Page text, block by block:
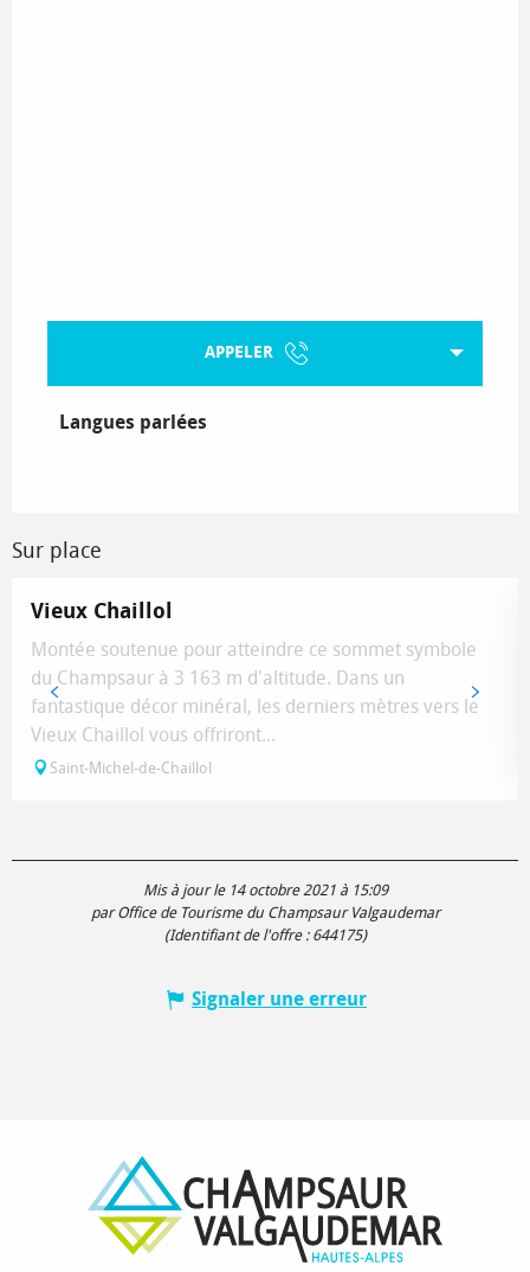
APPELER
Langues parlées
Langues parlées
Sur place
Vieux Chaillol
Montée soutenue pour atteindre ce sommet symbole
du Champsaur à 3 163 m d'altitude. Dans un
fantastique décor minéral, les derniers mètres vers le
Vieux Chaillol vous offriront...
Saint-Michel-de-Chaillol
Mis à jour le 14 octobre 2021 à 15:09
par Office de Tourisme du Champsaur Valgaudemar
(Identifiant de l'offre : 644175)
Signaler une erreur